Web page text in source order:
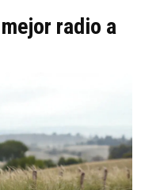
mejor radio a